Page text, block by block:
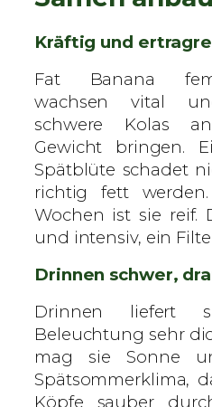
Kräftig und
Fat Banana
wachsen vital
schwere Kolas
Gewicht bringen.
Spätblüte schadet
richtig fett
Wochen ist sie reif.
und intensiv, ein
Drinnen schwer,
Drinnen liefert
Beleuchtung sehr
mag sie Sonne
Spätsommerklima,
Köpfe sauber